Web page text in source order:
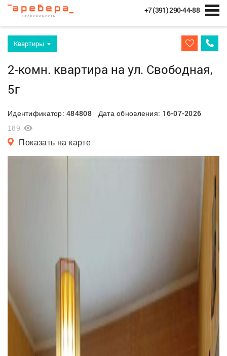
+7 (391) 290-44-88
Квартиры
2-комн. квартира на ул. Свободная,
5г
Идентификатор:484808Дата обновления: 16-07-2026
189
Показать на карте